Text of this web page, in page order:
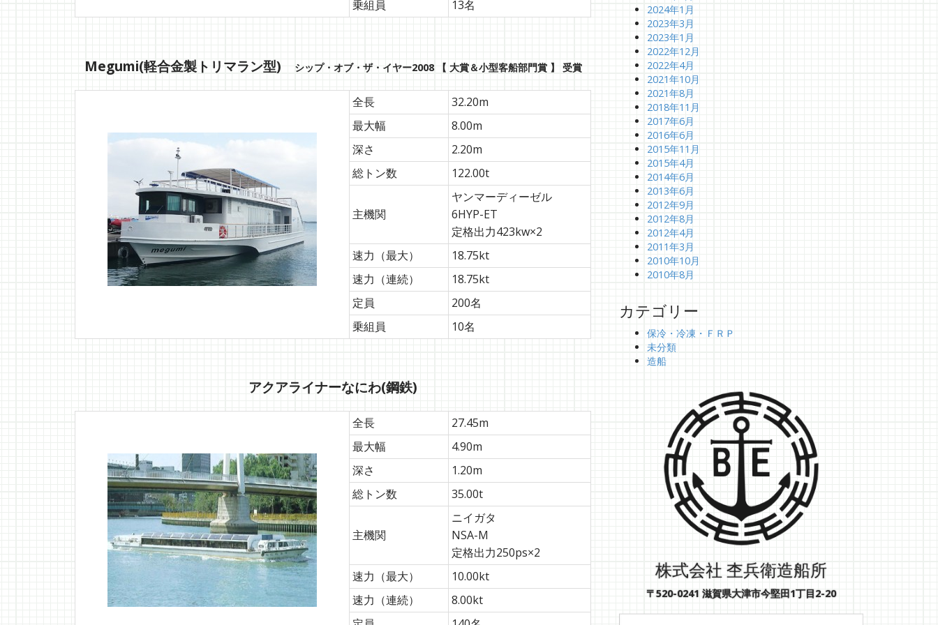
乗組員 13名
Megumi(軽合金製トリマラン型) シップ・オブ・ザ・イヤー2008 【 大賞＆小型客船部門賞 】 受賞
全長
32.20m
最大幅
8.00m
深さ
2.20m
総トン数
122.00t
主機関
ヤンマーディーゼル
6HYP-ET
定格出力423kw×2
速力（最大）
18.75kt
速力（連続）
18.75kt
定員
200名
乗組員
10名
アクアライナーなにわ(鋼鉄)
全長
27.45m
最大幅
4.90m
深さ
1.20m
総トン数
35.00t
主機関
ニイガタ
NSA-M
定格出力250ps×2
速力（最大）
10.00kt
速力（連続）
8.00kt
2024年1月
2023年3月
2023年1月
2022年12月
2022年4月
2021年10月
2021年8月
2018年11月
2017年6月
2016年6月
2015年11月
2015年4月
2014年6月
2013年6月
2012年9月
2012年8月
2012年4月
2011年3月
2010年10月
2010年8月
カテゴリー
保冷・冷凍・ＦＲＰ
未分類
造船
株式会社 杢兵衛造船所
〒520-0241 滋賀県大津市今堅田1丁目2-20